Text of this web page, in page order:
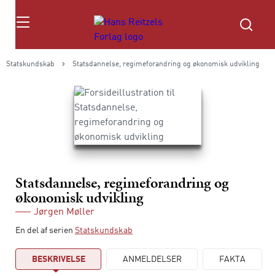
Søg
Statskundskab Statsdannelse, regimeforandring og økonomisk udvikling
Statsdannelse, regimeforandring og
økonomisk udvikling
Jørgen Møller
En del af serien Statskundskab
BESKRIVELSE ANMELDELSER FAKTA